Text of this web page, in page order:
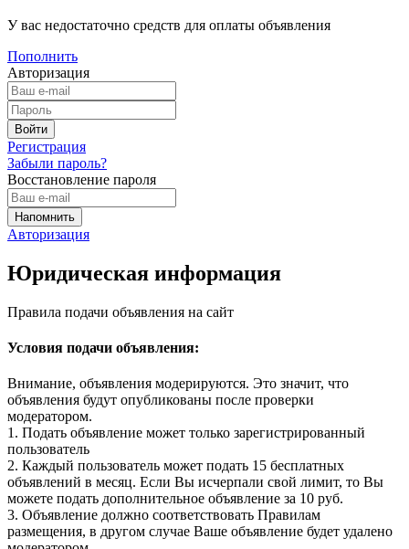
У вас недостаточно средств для оплаты объявления
Пополнить
Авторизация
Регистрация
Забыли пароль?
Восстановление пароля
Авторизация
Юридическая информация
Правила подачи объявления на сайт
Условия подачи объявления:
Внимание, объявления модерируются. Это значит, что
объявления будут опубликованы после проверки
модератором.
1. Подать объявление может только зарегистрированный
пользователь
2. Каждый пользователь может подать 15 бесплатных
объявлений в месяц. Если Вы исчерпали свой лимит, то Вы
можете подать дополнительное объявление за 10 руб.
3. Объявление должно соответствовать Правилам
размещения, в другом случае Ваше объявление будет удалено